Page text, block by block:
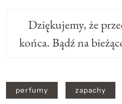
Dziękujemy, że
końca. Bądź na
perfumy zapachy